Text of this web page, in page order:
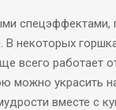
спецэффектами,
некоторых
всего работает
можно украсить
вместе с